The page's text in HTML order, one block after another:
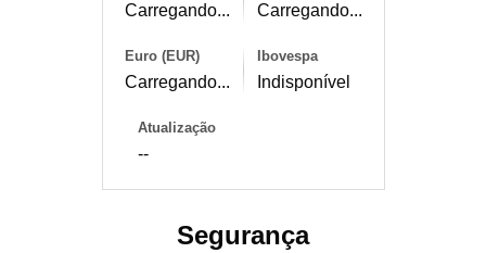
Carregando... Carregando...
Euro (EUR)
Carregando...
Ibovespa
Indisponível
Atualização
--
Segurança